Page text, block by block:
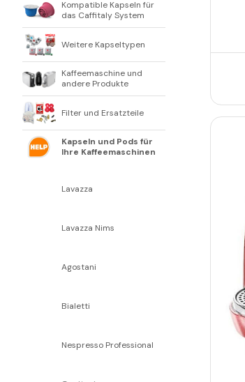
Kompatible Kapseln für
das Caffitaly System
Weitere Kapseltypen
Kaffeemaschine und
andere Produkte
Filter und Ersatzteile
Kapseln und Pods für
Ihre Kaffeemaschinen
Lavazza
Lavazza Nims
Agostani
Bialetti
Nespresso Professional